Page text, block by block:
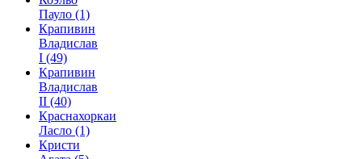
Пауло (1)
Крапивин
Владислав
I (49)
Крапивин
Владислав
II (40)
Краснахоркаи
Ласло (1)
Кристи